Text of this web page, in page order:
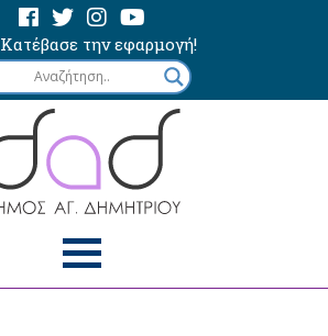
Κατέβασε την εφαρμογή!